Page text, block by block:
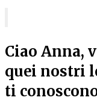
Ciao Anna,
quei nostri
ti